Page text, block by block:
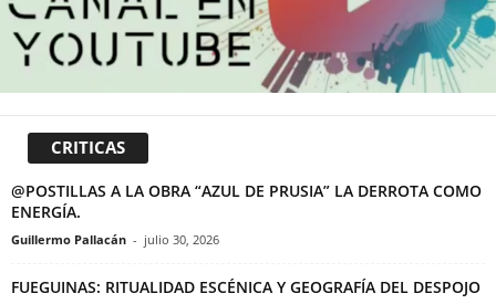
CRITICAS
@POSTILLAS A LA OBRA “AZUL DE PRUSIA” LA DERROTA COMO
ENERGÍA.
Guillermo Pallacán - julio 30, 2026
FUEGUINAS: RITUALIDAD ESCÉNICA Y GEOGRAFÍA DEL DESPOJO